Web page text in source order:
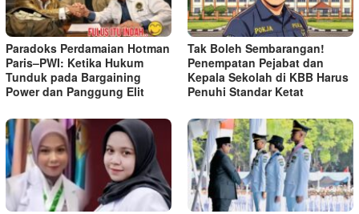
Paradoks Perdamaian Hotman
Paris–PWI: Ketika Hukum
Tunduk pada Bargaining
Power dan Panggung Elit
Tak Boleh Sembarangan!
Penempatan Pejabat dan
Kepala Sekolah di KBB Harus
Penuhi Standar Ketat ​